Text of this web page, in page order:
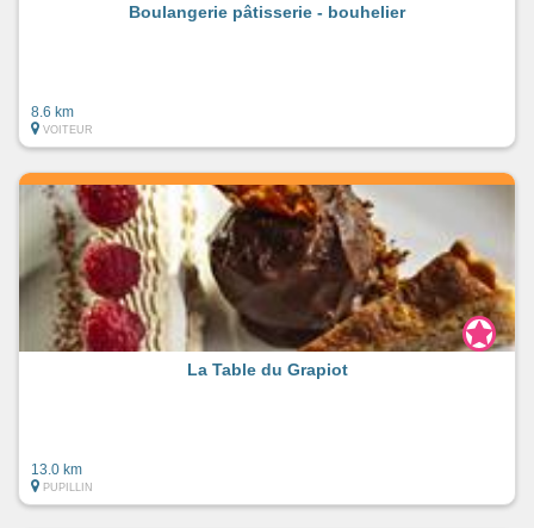
Boulangerie pâtisserie - bouhelier
8.6 km
VOITEUR
La Table du Grapiot
13.0 km
PUPILLIN